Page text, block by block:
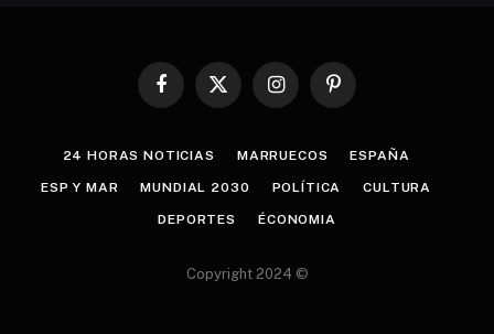
Facebook
X
InstagramPinterest
24 HORAS NOTICIAS MARRUECOS ESPAÑA
ESP Y MAR MUNDIAL 2030 POLÍTICA CULTURA
DEPORTES ÉCONOMIA
Copyright 2024 ©